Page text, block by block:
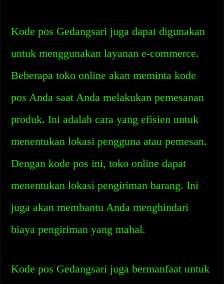
Kode pos Gedangsari juga dapat digunakan
untuk menggunakan layanan e-commerce.
Beberapa toko online akan meminta kode
pos Anda saat Anda melakukan pemesanan
produk. Ini adalah cara yang efisien untuk
menentukan lokasi pengguna atau pemesan.
Dengan kode pos ini, toko online dapat
menentukan lokasi pengiriman barang. Ini
juga akan membantu Anda menghindari
biaya pengiriman yang mahal.
Kode pos Gedangsari juga bermanfaat untuk